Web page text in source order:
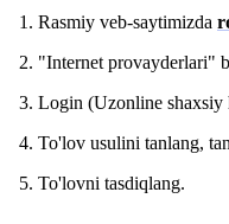
Rasmiy veb-saytimizda
"Internet provayderlari"
Login (Uzonline shaxsiy
To'lov usulini tanlang,
To'lovni tasdiqlang.